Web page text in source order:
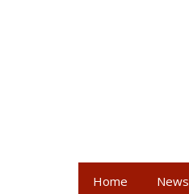
Home News